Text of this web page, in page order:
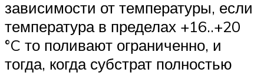
зависимости от температуры, если
температура в пределах +16..+20
°C то поливают ограниченно, и
тогда, когда субстрат полностью